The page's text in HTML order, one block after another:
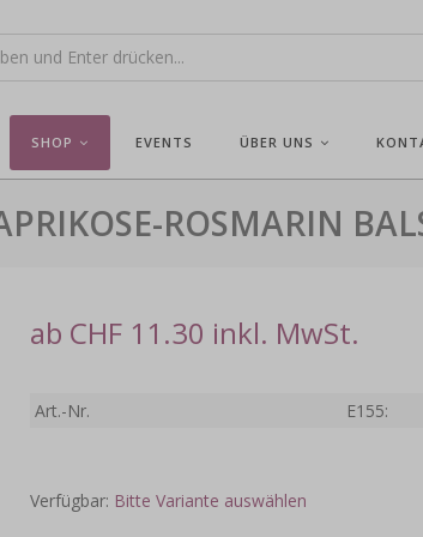
SHOP EVENTS ÜBER UNS
ROSMARIN
ab CHF 11.30 inkl. MwSt.
Art.-Nr. E155:
Verfügbar: Bitte Variante auswählen